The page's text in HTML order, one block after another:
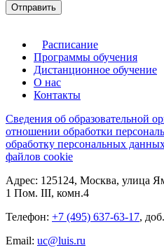
Отправить
Расписание
Программы обучения
Дистанционное обучение
О нас
Контакты
Сведения об образовательной
отношении обработки
обработку персональных
файлов cookie
Адрес: 125124, Москва, улица
1 Пом. III, комн.4
Телефон: +7 (495) 637-63-17,
Email: uc@luis.ru